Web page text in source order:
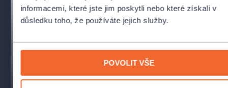
informacemi, které jste jim poskytli nebo které získali v
důsledku toho, že používáte jejich služby.
POVOLIT VŠE
Premiéra 10. ledna 2026 v Divadle Antonína Dvořáka
REALIZAČNÍ TÝM
Fjodor Michajlovič Dostojevskij
Režie:Jakub Šmíd